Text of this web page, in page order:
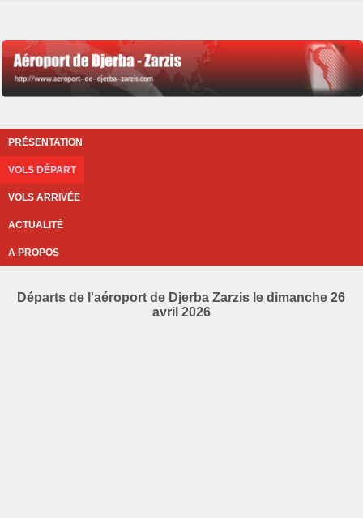
PRÉSENTATION
VOLS DÉPART
VOLS ARRIVÉE
ACTUALITÉ
A PROPOS
Départs de l'aéroport de Djerba Zarzis le dimanche 26
avril 2026